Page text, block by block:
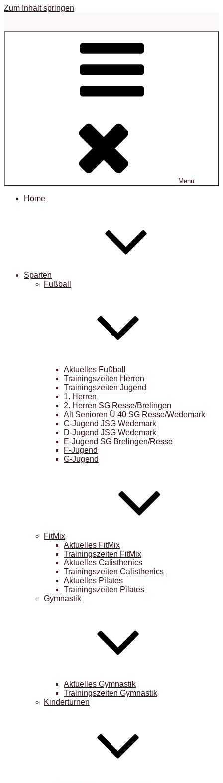
Zum Inhalt springen
Menü
Home
Sparten
Fußball
Aktuelles Fußball
Trainingszeiten Herren
Trainingszeiten Jugend
1. Herren
2. Herren SG Resse/Brelingen
Alt Senioren Ü 40 SG Resse/Wedemark
C-Jugend JSG Wedemark
D-Jugend JSG Wedemark
E-Jugend SG Brelingen/Resse
F-Jugend
G-Jugend
FitMix
Aktuelles FitMix
Trainingszeiten FitMix
Aktuelles Calisthenics
Trainingszeiten Calisthenics
Aktuelles Pilates
Trainingszeiten Pilates
Gymnastik
Aktuelles Gymnastik
Trainingszeiten Gymnastik
Kinderturnen